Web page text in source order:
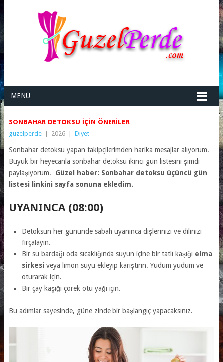
MENÜ
SONBAHAR DETOKSU IÇIN ÖNERILER
guzelperde 2026 Diyet
Sonbahar detoksu yapan takipçilerimden harika mesajlar alıyorum.
Büyük bir heyecanla sonbahar detoksu ikinci gün listesini şimdi
paylaşıyorum. Güzel haber: Sonbahar detoksu üçüncü gün
listesi linkini sayfa sonuna ekledim.
UYANINCA (08:00)
Detoksun her gününde sabah uyanınca dişlerinizi ve dilinizi
fırçalayın.
Bir su bardağı oda sıcaklığında suyun içine bir tatlı kaşığı elma
sirkesi veya limon suyu ekleyip karıştırın. Yudum yudum ve
oturarak için.
Bir çay kaşığı çörek otu yağı için.
Bu adımlar sayesinde, güne zinde bir başlangıç yapacaksınız.